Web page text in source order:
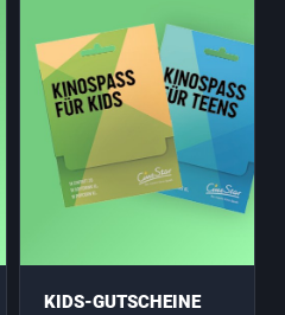
KIDS-GUTSCHEINE